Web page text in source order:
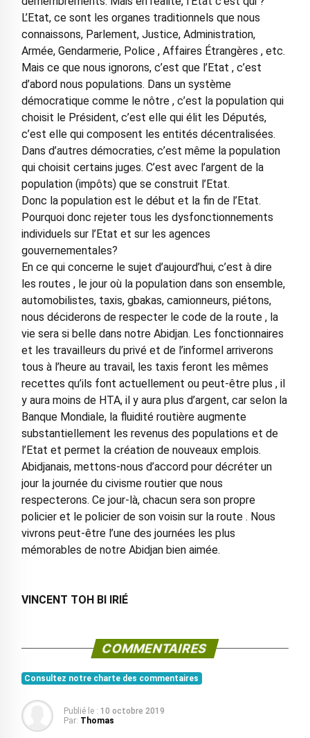
L’Etat, ce sont les organes traditionnels que nous
connaissons, Parlement, Justice, Administration,
Armée, Gendarmerie, Police , Affaires Étrangères , etc.
Mais ce que nous ignorons, c’est que l’Etat , c’est
d’abord nous populations. Dans un système
démocratique comme le nôtre , c’est la population qui
choisit le Président, c’est elle qui élit les Députés,
c’est elle qui composent les entités décentralisées.
Dans d’autres démocraties, c’est même la population
qui choisit certains juges. C’est avec l’argent de la
population (impôts) que se construit l’Etat.
Donc la population est le début et la fin de l’Etat.
Pourquoi donc rejeter tous les dysfonctionnements
individuels sur l’Etat et sur les agences
gouvernementales?
En ce qui concerne le sujet d’aujourd’hui, c’est à dire
les routes , le jour où la population dans son ensemble,
automobilistes, taxis, gbakas, camionneurs, piétons,
nous déciderons de respecter le code de la route , la
vie sera si belle dans notre Abidjan. Les fonctionnaires
et les travailleurs du privé et de l’informel arriverons
tous à l’heure au travail, les taxis feront les mêmes
recettes qu’ils font actuellement ou peut-être plus , il
y aura moins de HTA, il y aura plus d’argent, car selon la
Banque Mondiale, la fluidité routière augmente
substantiellement les revenus des populations et de
l’Etat et permet la création de nouveaux emplois.
Abidjanais, mettons-nous d’accord pour décréter un
jour la journée du civisme routier que nous
respecterons. Ce jour-là, chacun sera son propre
policier et le policier de son voisin sur la route . Nous
vivrons peut-être l’une des journées les plus
mémorables de notre Abidjan bien aimée.
VINCENT TOH BI IRIÉ
COMMENTAIRES
Consultez notre charte des commentaires
Publié le : 10 octobre 2019
Par: Thomas